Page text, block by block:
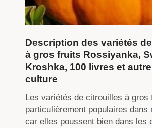
Description des variétés
à gros fruits Rossiyanka,
Kroshka, 100 livres et
culture
Les variétés de citrouilles à gros
particulièrement populaires dans
car elles poussent bien dans les